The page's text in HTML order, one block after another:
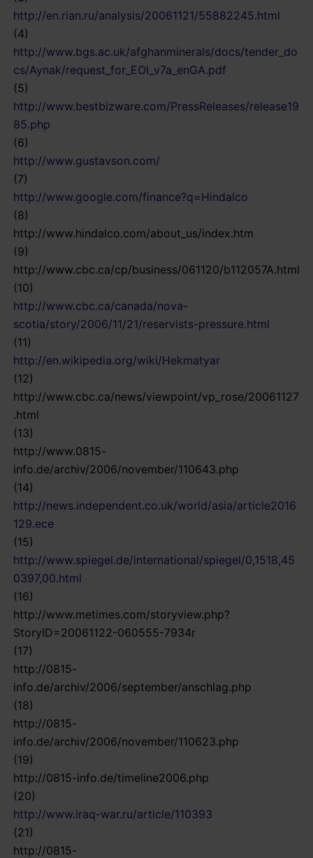
http://en.rian.ru/analysis/20061121/55882245.html
(4)
http://www.bgs.ac.uk/afghanminerals/docs/tender_do
cs/Aynak/request_for_EOI_v7a_enGA.pdf
(5)
http://www.bestbizware.com/PressReleases/release19
85.php
(6)
http://www.gustavson.com/
(7)
http://www.google.com/finance?q=Hindalco
(8)
http://www.hindalco.com/about_us/index.htm
(9)
http://www.cbc.ca/cp/business/061120/b112057A.html
(10)
http://www.cbc.ca/canada/nova-
scotia/story/2006/11/21/reservists-pressure.html
(11)
http://en.wikipedia.org/wiki/Hekmatyar
(12)
http://www.cbc.ca/news/viewpoint/vp_rose/20061127
.html
(13)
http://www.0815-
info.de/archiv/2006/november/110643.php
(14)
http://news.independent.co.uk/world/asia/article2016
129.ece
(15)
http://www.spiegel.de/international/spiegel/0,1518,45
0397,00.html
(16)
http://www.metimes.com/storyview.php?
StoryID=20061122-060555-7934r
(17)
http://0815-
info.de/archiv/2006/september/anschlag.php
(18)
http://0815-
info.de/archiv/2006/november/110623.php
(19)
http://0815-info.de/timeline2006.php
(20)
http://www.iraq-war.ru/article/110393
(21)
http://0815-